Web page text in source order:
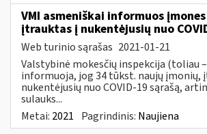
VMI asmeniškai informuos
įtrauktas į nukentėjusių nuo
Web turinio sąrašas 2021-01-21
Valstybinė mokesčių inspekcija (toliau
informuoja, jog 34 tūkst. naujų įmonių,
nukentėjusių nuo COVID-19 sąrašą,
sulauks...
Metai: 2021 Pagrindinis: Naujiena